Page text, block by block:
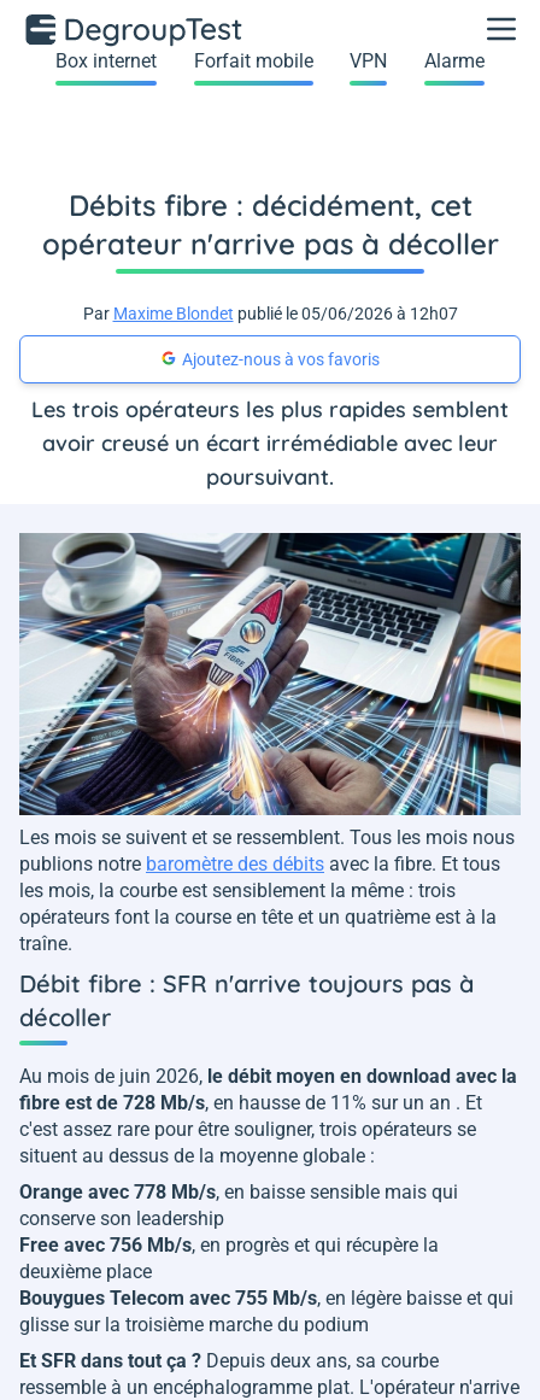
Box internet Forfait mobile VPN Alarme
Débits fibre : décidément, cet
opérateur n'arrive pas à décoller
Par Maxime Blondet publié le 05/06/2026 à 12h07
Ajoutez-nous à vos favoris
Les trois opérateurs les plus rapides semblent
avoir creusé un écart irrémédiable avec leur
poursuivant.
Les mois se suivent et se ressemblent. Tous les mois nous
publions notre baromètre des débits avec la fibre. Et tous
les mois, la courbe est sensiblement la même : trois
opérateurs font la course en tête et un quatrième est à la
traîne.
Débit fibre : SFR n'arrive toujours pas à
décoller
Au mois de juin 2026, le débit moyen en download avec la
fibre est de 728 Mb/s, en hausse de 11% sur un an . Et
c'est assez rare pour être souligner, trois opérateurs se
situent au dessus de la moyenne globale :
Orange avec 778 Mb/s, en baisse sensible mais qui
conserve son leadership
Free avec 756 Mb/s, en progrès et qui récupère la
deuxième place
Bouygues Telecom avec 755 Mb/s, en légère baisse et qui
glisse sur la troisième marche du podium
Et SFR dans tout ça ? Depuis deux ans, sa courbe
ressemble à un encéphalogramme plat. L'opérateur n'arrive